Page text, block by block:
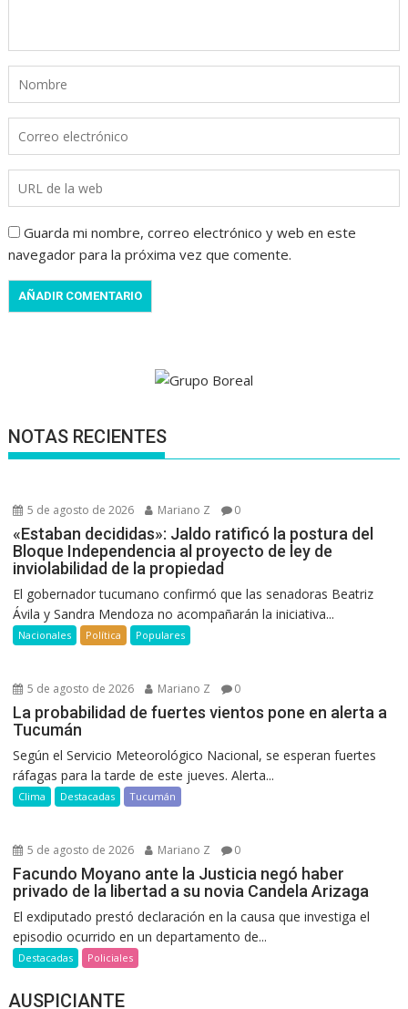
Guarda mi nombre, correo electrónico y web en este
navegador para la próxima vez que comente.
NOTAS RECIENTES
5 de agosto de 2026 Mariano Z 0
«Estaban decididas»: Jaldo ratificó la postura del
Bloque Independencia al proyecto de ley de
inviolabilidad de la propiedad
El gobernador tucumano confirmó que las senadoras Beatriz
Ávila y Sandra Mendoza no acompañarán la iniciativa...
Nacionales Política Populares
5 de agosto de 2026 Mariano Z 0
La probabilidad de fuertes vientos pone en alerta a
Tucumán
Según el Servicio Meteorológico Nacional, se esperan fuertes
ráfagas para la tarde de este jueves. Alerta...
Clima Destacadas Tucumán
5 de agosto de 2026 Mariano Z 0
Facundo Moyano ante la Justicia negó haber
privado de la libertad a su novia Candela Arizaga
El exdiputado prestó declaración en la causa que investiga el
episodio ocurrido en un departamento de...
Destacadas Policiales
AUSPICIANTE